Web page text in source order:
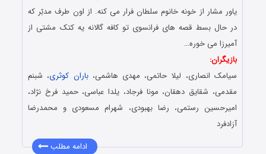
یاور مشار از خونه خانوم سلطان فرار می کنه. از اون طرف مدبّر که
در حال بسط قصه های فرانسوی تو کافه گالانه یه کتک مشتی از
آمیرزا می خوره…
بازیگران:
سیامک انصاری، لیلا حاتمی، مهدی هاشمی،باران کوثری، شبنم
مقدمی، شقایق دهقان، مونا فرجاد، یلدا عباسی، حمید فرخ نژاد،
امیرحسین رستمی، رضا بهبودی، شهرام مسعودی و محمدرضا
آزادفرد
ادامه مطلب